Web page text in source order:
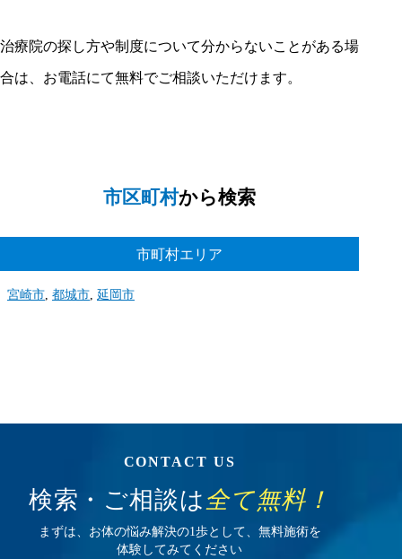
治療院の探し方や制度について分からないことがある場
合は、お電話にて無料でご相談いただけます。
市区町村から検索
市町村エリア
宮崎市 都城市 延岡市
CONTACT US
検索・ご相談は 全て無料！
まずは、お体の悩み解決の1歩として、無料施術を
体験してみてください
お問い合わせはコチラから
治療院を探して
無料体験を受ける